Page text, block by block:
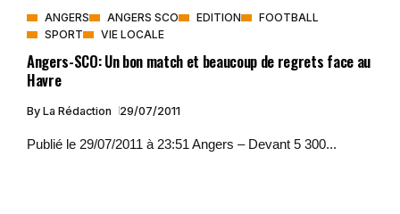
ANGERS ANGERS SCO EDITION
FOOTBALL
SPORT
VIE LOCALE
Angers-SCO: Un bon match et beaucoup de regrets face au
Havre
By La Rédaction 29/07/2011
Publié le 29/07/2011 à 23:51 Angers – Devant 5 300...